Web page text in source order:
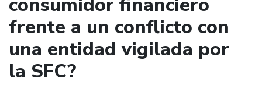
consumidor financiero
frente a un conflicto con
una entidad vigilada por
la SFC?